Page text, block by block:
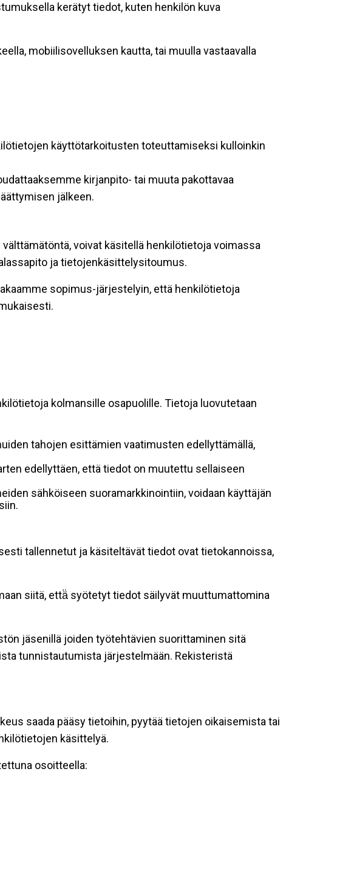
kerätyt tiedot, kuten henkilön kuva
mobiilisovelluksen kautta, tai muulla vastaavalla
käyttötarkoitusten toteuttamiseksi kulloinkin
kirjanpito- tai muuta pakottavaa
jälkeen.
voivat käsitellä henkilötietoja voimassa
ja tietojenkäsittelysitoumus.
sopimus-järjestelyin, että henkilötietoja
kolmansille osapuolille. Tietoja luovutetaan
tahojen esittämien vaatimusten edellyttämällä,
edellyttäen, että tiedot on muutettu sellaiseen
sähköiseen suoramarkkinointiin, voidaan käyttäjän
tallennetut ja käsiteltävät tiedot ovat tietokannoissa,
siitä, että̈ syötetyt tiedot säilyvät muuttumattomina
jäsenillä joiden työtehtävien suorittaminen sitä
tunnistautumista järjestelmään. Rekisteristä
saada pääsy tietoihin, pyytää tietojen oikaisemista tai
käsittelyä.
osoitteella: